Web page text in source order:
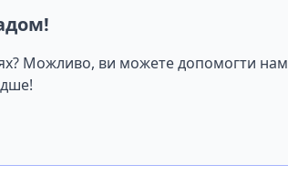
Можливо, ви можете допомогти нам